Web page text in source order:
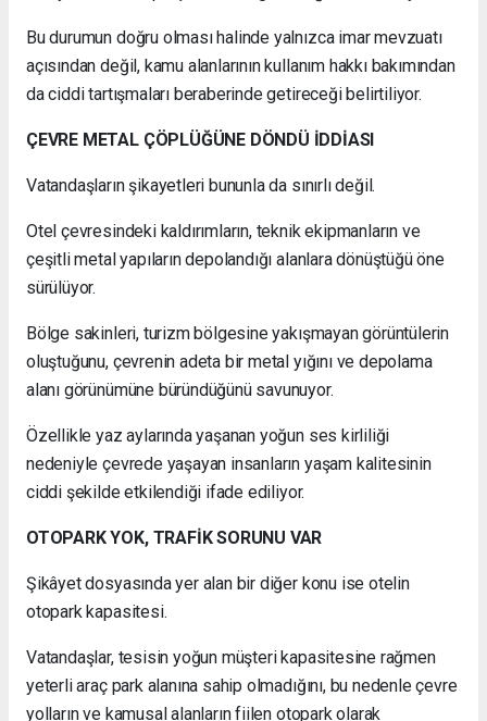
Bu durumun doğru olması halinde yalnızca imar mevzuatı
açısından değil, kamu alanlarının kullanım hakkı bakımından
da ciddi tartışmaları beraberinde getireceği belirtiliyor.
ÇEVRE METAL ÇÖPLÜĞÜNE DÖNDÜ İDDİASI
Vatandaşların şikayetleri bununla da sınırlı değil.
Otel çevresindeki kaldırımların, teknik ekipmanların ve
çeşitli metal yapıların depolandığı alanlara dönüştüğü öne
sürülüyor.
Bölge sakinleri, turizm bölgesine yakışmayan görüntülerin
oluştuğunu, çevrenin adeta bir metal yığını ve depolama
alanı görünümüne büründüğünü savunuyor.
Özellikle yaz aylarında yaşanan yoğun ses kirliliği
nedeniyle çevrede yaşayan insanların yaşam kalitesinin
ciddi şekilde etkilendiği ifade ediliyor.
OTOPARK YOK, TRAFİK SORUNU VAR
Şikâyet dosyasında yer alan bir diğer konu ise otelin
otopark kapasitesi.
Vatandaşlar, tesisin yoğun müşteri kapasitesine rağmen
yeterli araç park alanına sahip olmadığını, bu nedenle çevre
yolların ve kamusal alanların fiilen otopark olarak